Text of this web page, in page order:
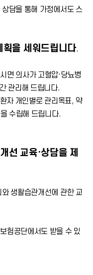
담을 통해 가정에서도 스
획을 세워드립니다.
면 의사가 고혈압·당뇨병
관리해 드립니다.
자 개인별로 관리목표, 약
수립해 드립니다.
선 교육·상담을 제
생활습관개선에 관한 교
험공단에서도 받을 수 있